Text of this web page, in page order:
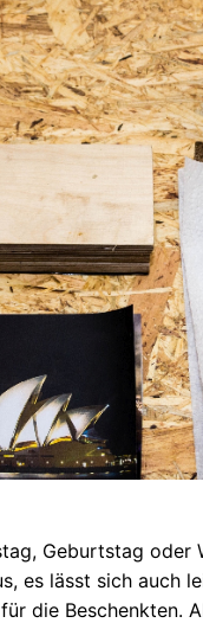
Geburtstag oder
es lässt sich auch
die Beschenkten.